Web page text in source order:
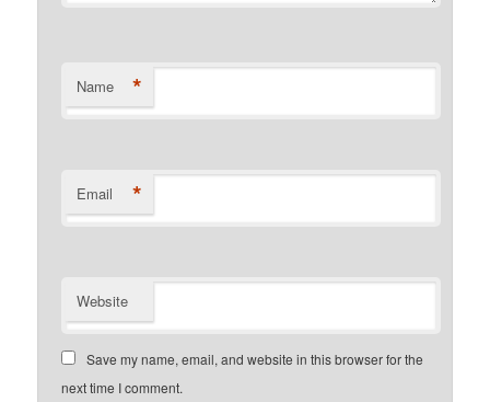
Name *
Email *
Website
Save my name, email, and website in this browser for the
next time I comment.